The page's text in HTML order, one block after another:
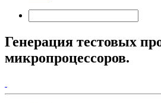
Генерация тестовых
микропроцессоров.